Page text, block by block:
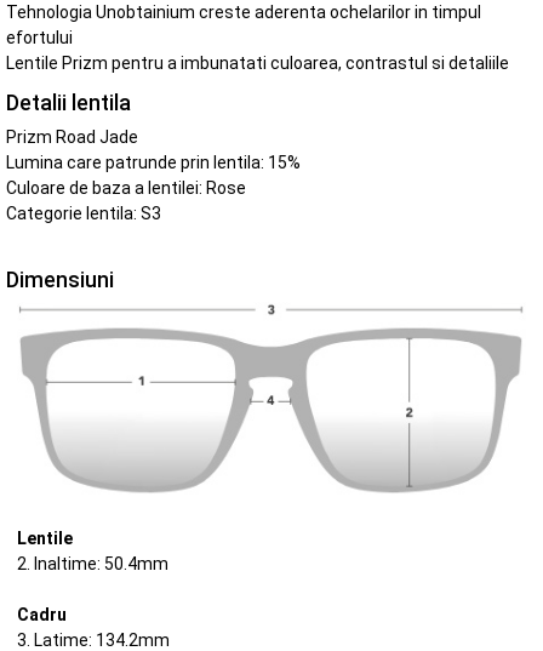
Tehnologia Unobtainium creste aderenta ochelarilor in timpul
efortului
Lentile Prizm pentru a imbunatati culoarea, contrastul si detaliile
Detalii lentila
Prizm Road Jade
Lumina care patrunde prin lentila: 15%
Culoare de baza a lentilei: Rose
Categorie lentila: S3
Dimensiuni
Lentile
2. Inaltime: 50.4mm
Cadru
3. Latime: 134.2mm